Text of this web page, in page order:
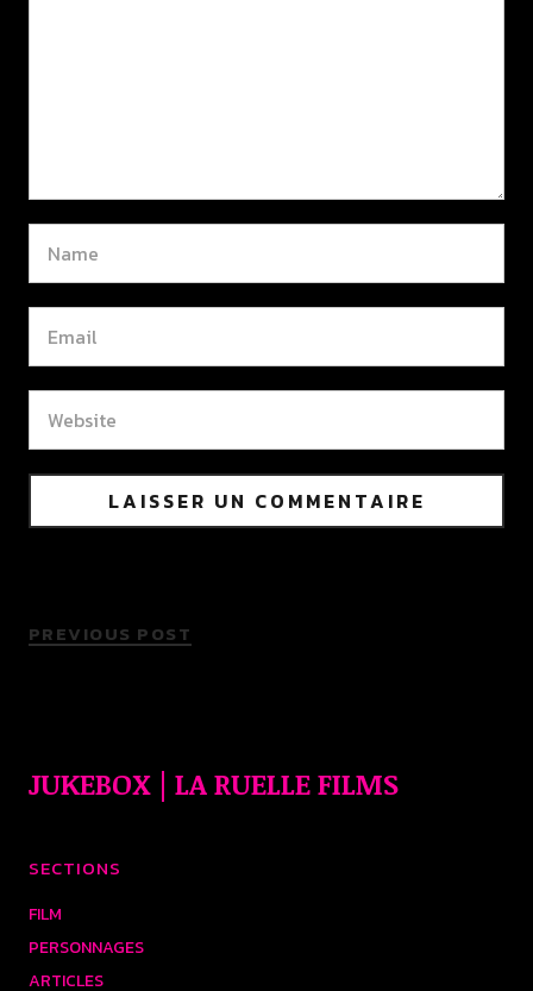
PREVIOUS POST
JUKEBOX | LA RUELLE FILMS
SECTIONS
FILM
PERSONNAGES
ARTICLES